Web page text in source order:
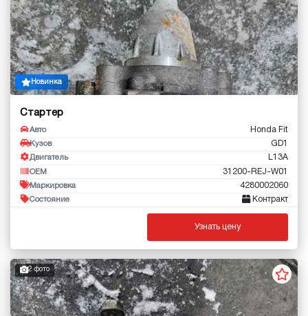
Новинка
Стартер
Авто Honda Fit
Кузов GD1
Двигатель L13A
OEM 31200-REJ-W01
Маркировка 4280002060
Состояние Контракт
Узнать цену
2 фото